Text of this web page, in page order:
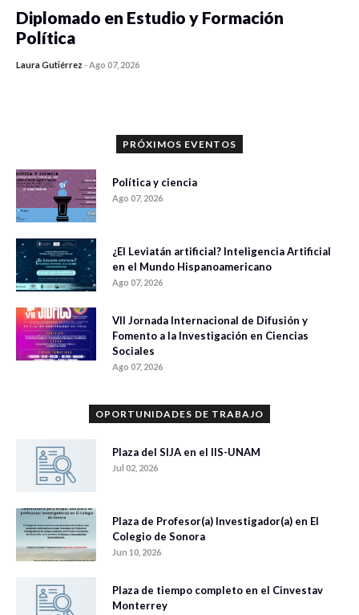
Diplomado en Estudio y Formación
Política
Laura Gutiérrez -Ago 07, 2026
PRÓXIMOS EVENTOS
Política y ciencia
Ago 07, 2026
¿El Leviatán artificial? Inteligencia Artificial
en el Mundo Hispanoamericano
Ago 07, 2026
VII Jornada Internacional de Difusión y
Fomento a la Investigación en Ciencias
Sociales
Ago 07, 2026
OPORTUNIDADES DE TRABAJO
Plaza del SIJA en el IIS-UNAM
Jul 02, 2026
Plaza de Profesor(a) Investigador(a) en El
Colegio de Sonora
Jun 10, 2026
Plaza de tiempo completo en el Cinvestav
Monterrey